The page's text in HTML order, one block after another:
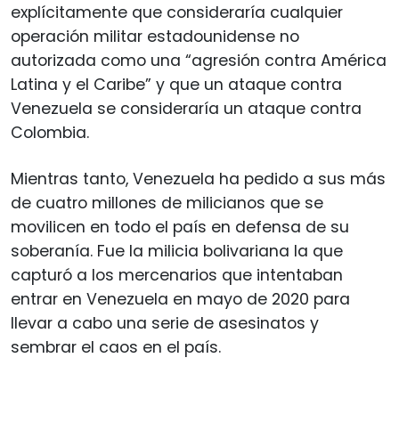
explícitamente que consideraría cualquier
operación militar estadounidense no
autorizada como una “agresión contra América
Latina y el Caribe” y que un ataque contra
Venezuela se consideraría un ataque contra
Colombia.
Mientras tanto, Venezuela ha pedido a sus más
de cuatro millones de milicianos que se
movilicen en todo el país en defensa de su
soberanía. Fue la milicia bolivariana la que
capturó a los mercenarios que intentaban
entrar en Venezuela en mayo de 2020 para
llevar a cabo una serie de asesinatos y
sembrar el caos en el país.